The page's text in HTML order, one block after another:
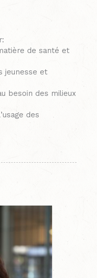
de santé et
jeunesse et
besoin des milieux
des